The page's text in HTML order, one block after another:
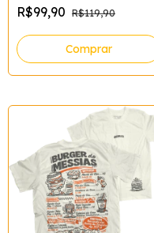
R$99,90 R$119,90
Comprar